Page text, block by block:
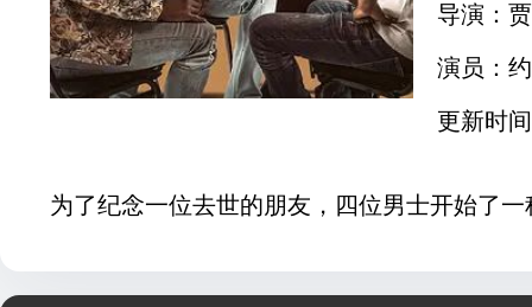
导演：
演员：
更新时
为了纪念一位去世的朋友，四位男士开始了